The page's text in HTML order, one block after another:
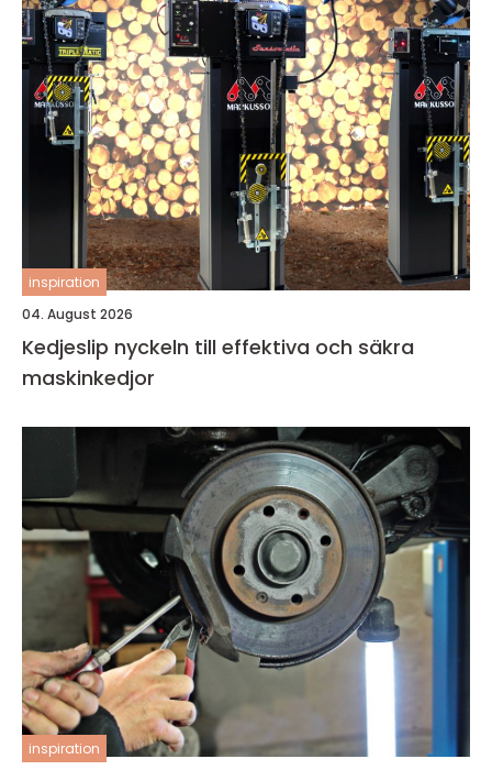
inspiration
04. August 2026
Kedjeslip nyckeln till effektiva och säkra
maskinkedjor
inspiration